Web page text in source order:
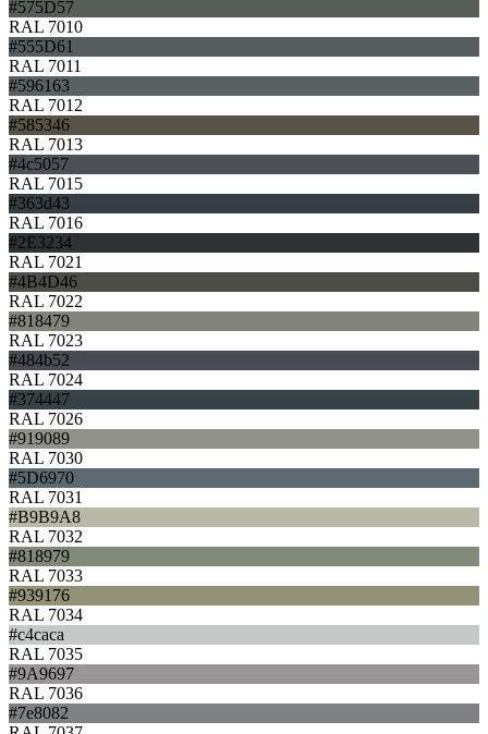
#575D57
RAL 7010
#555D61
RAL 7011
#596163
RAL 7012
#585346
RAL 7013
#4c5057
RAL 7015
#363d43
RAL 7016
#2E3234
RAL 7021
#4B4D46
RAL 7022
#818479
RAL 7023
#484b52
RAL 7024
#374447
RAL 7026
#919089
RAL 7030
#5D6970
RAL 7031
#B9B9A8
RAL 7032
#818979
RAL 7033
#939176
RAL 7034
#c4caca
RAL 7035
#9A9697
RAL 7036
#7e8082